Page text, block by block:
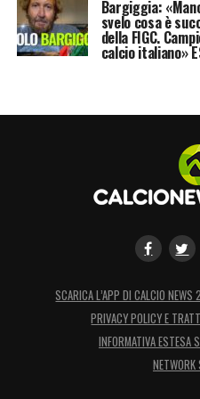
LA PLAYLIST DELLE
Bargiggia:
svelo cosa è
della FIGC.
calcio italiano»
SCARICA L’APP DI CALCIO NEWS
PRIVACY POLICY E
INFORMATIVA ESTESA
NETWORK